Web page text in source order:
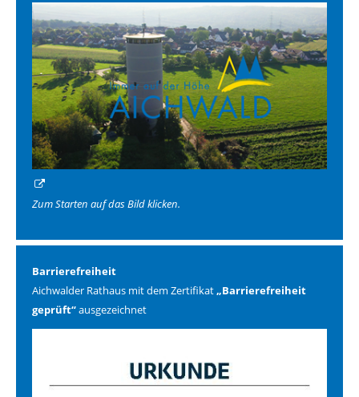
Zum Starten auf das Bild klicken.
Barrierefreiheit
Aichwalder Rathaus mit dem Zertifikat „Barrierefreiheit
geprüft“ausgezeichnet